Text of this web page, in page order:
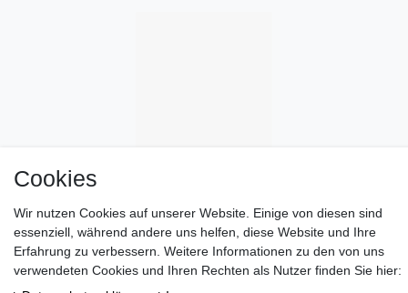
Cookies
Wir nutzen Cookies auf unserer Website. Einige von diesen sind
essenziell, während andere uns helfen, diese Website und Ihre
Erfahrung zu verbessern. Weitere Informationen zu den von uns
verwendeten Cookies und Ihren Rechten als Nutzer finden Sie hier: